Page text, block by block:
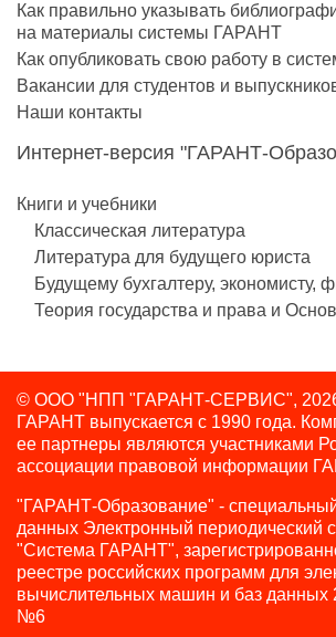
Как правильно указывать
на материалы системы ГАРАНТ
Как опубликовать свою работу в
Вакансии для студентов и
Наши контакты
Интернет-версия "ГАРАНТ-
Книги и учебники
Классическая литература
Литература для будущего юриста
Будущему бухгалтеру, экономисту,
Теория государства и права и
© ООО "НПП "ГАРАНТ-СЕРВИС",
ГАРАНТ выпускается с 1990 года.
ее партнеры являются участниками
ассоциации правовой информации
"ГАРАНТ-Образование" -
данных Электронный периодический
"Система ГАРАНТ",
реестре российских программ для
вычислительных машин и баз данных
№6